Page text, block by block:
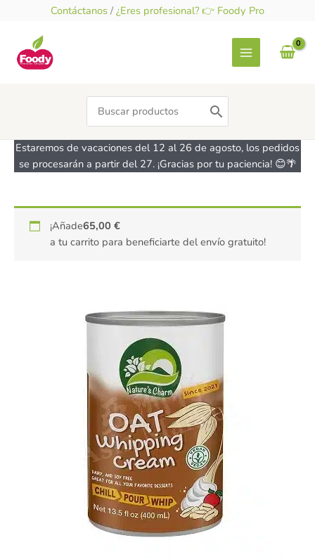
contenido
Contáctanos / ¿Eres profesional? 👉 Foody Pro
Search
for:
Estaremos de vacaciones del 12 al 26 de agosto, los pedidos
se procesarán a partir del 27. ¡Gracias por tu paciencia! 😊🌴
¡Añade65,00€
a tu carrito para beneficiarte del envío gratuito!
Nata
de